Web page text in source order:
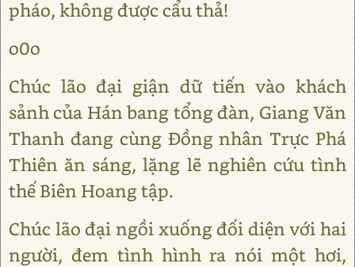
pháo, không được cẩu thả!
o0o
Chúc lão đại giận dữ tiến vào khách
sảnh của Hán bang tổng đàn, Giang Văn
Thanh đang cùng Đồng nhân Trực Phá
Thiên ăn sáng, lặng lẽ nghiên cứu tình
thế Biên Hoang tập.
Chúc lão đại ngồi xuống đối diện với hai
người, đem tình hình ra nói một hơi,